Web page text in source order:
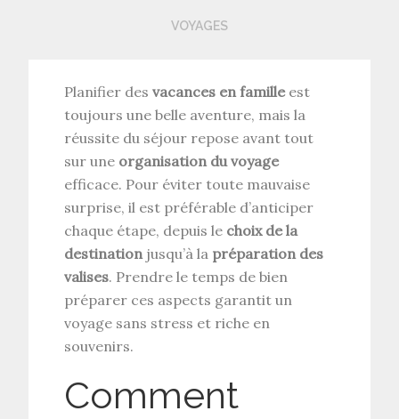
VOYAGES
Planifier desvacances en familleest
toujours une belle aventure, mais la
réussite du séjour repose avant tout
sur une organisation du voyage
efficace. Pour éviter toute mauvaise
surprise, il est préférable d’anticiper
chaque étape, depuis le choix de la
destinationjusqu’à la préparation des
valises. Prendre le temps de bien
préparer ces aspects garantit un
voyage sans stress et riche en
souvenirs.
Comment